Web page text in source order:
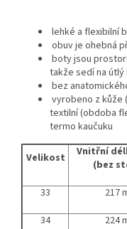
lehké a flexibilní
obuv je ohebná
boty jsou
takže sedí na
bez
vyrobeno z kůže
textilní (obdoba
termo kaučuku
Velikost
Vnitřní
(bez
33 217
34
224